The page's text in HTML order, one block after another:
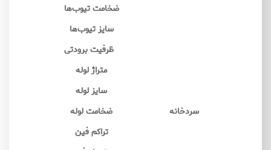
ضخامت تیوب‌ها
سایز تیوب‌ها
سردخانه
ظرفیت برودتی
متراژ لوله
سایز لوله
ضخامت لوله
تراکم فین